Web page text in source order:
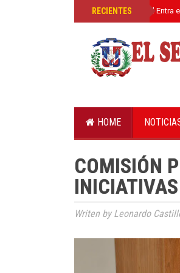
RECIENTES
»El Senado Digital Entra
HOME
COMISIÓN
Writen by Leonardo